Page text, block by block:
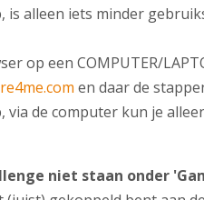
is alleen iets minder
op een COMPUTER/
en daar de
via de computer kun je
niet staan onder